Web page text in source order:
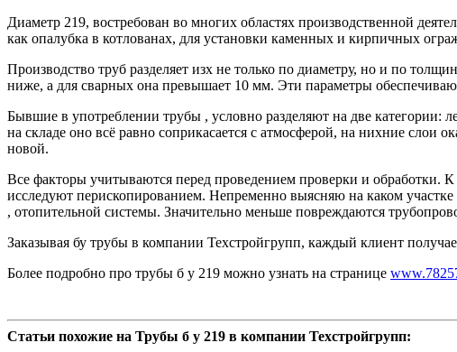
Диаметр 219, востребован во многих областях производственной
как опалубка в котлованах, для установки каменных и кирпичных
Производство труб разделяет изх не только по диаметру, но и по
ниже, а для сварных она превышает 10 мм. Эти параметры
Бывшие в употреблении трубы , условно разделяют на две категории:
на складе оно всё равно соприкасается с атмосферой, на нихние слои
новой.
Все факторы учитываются перед проведением проверки и обработки.
исследуют перископированием. Непременно выясняю на каком
, отопительной системы. Значительно меньше повреждаются
Заказывая бу трубы в компании Техстройгрупп, каждый клиент
Более подробно про трубы б у 219 можно узнать на странице
Статьи похожие на Трубы б у 219 в компании Техстройгрупп: